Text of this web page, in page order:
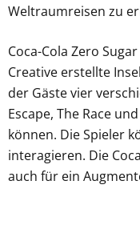
Weltraumreisen zu
Coca-Cola Zero
Creative erstellte
der Gäste vier
Escape, The Race
können. Die Spieler
interagieren. Die
auch für ein